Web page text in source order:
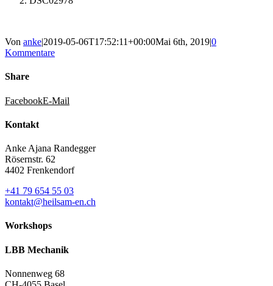
Von anke|2019-05-06T17:52:11+00:00Mai 6th, 2019|0
Kommentare
Share
FacebookE-Mail
Kontakt
Anke Ajana Randegger
Rösernstr. 62
4402 Frenkendorf
+41 79 654 55 03
kontakt@heilsam-en.ch
Workshops
LBB Mechanik
Nonnenweg 68